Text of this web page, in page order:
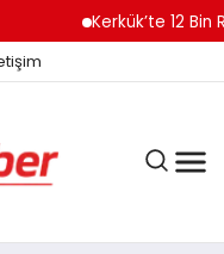
Kerkük’te 12 Bin